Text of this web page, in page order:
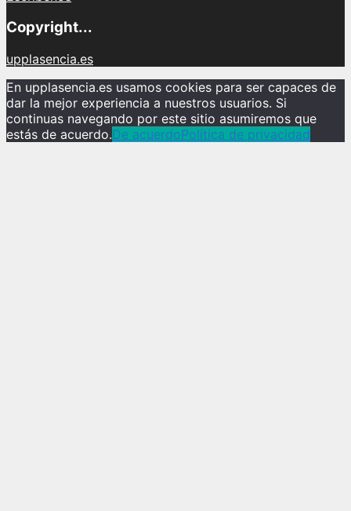
Copyright...
upplasencia.es
En upplasencia.es usamos cookies para ser capaces de
dar la mejor experiencia a nuestros usuarios. Si
continuas navegando por este sitio asumiremos que
estás de acuerdo.De acuerdoPolítica de privacidad